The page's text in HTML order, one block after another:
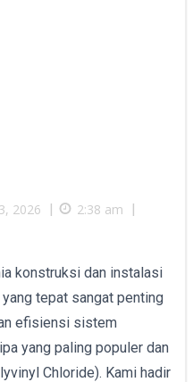
2026 | 2:38 am
|
konstruksi dan instalasi
tepat sangat penting
efisiensi sistem
yang paling populer dan
Chloride). Kami hadir